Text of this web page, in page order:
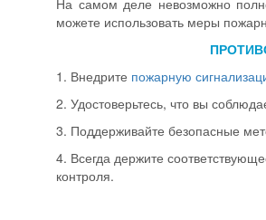
На самом деле невозможно
можете использовать меры
1. Внедрите пожарную
2. Удостоверьтесь, что вы
3. Поддерживайте безопасные
4. Всегда держите
контроля.